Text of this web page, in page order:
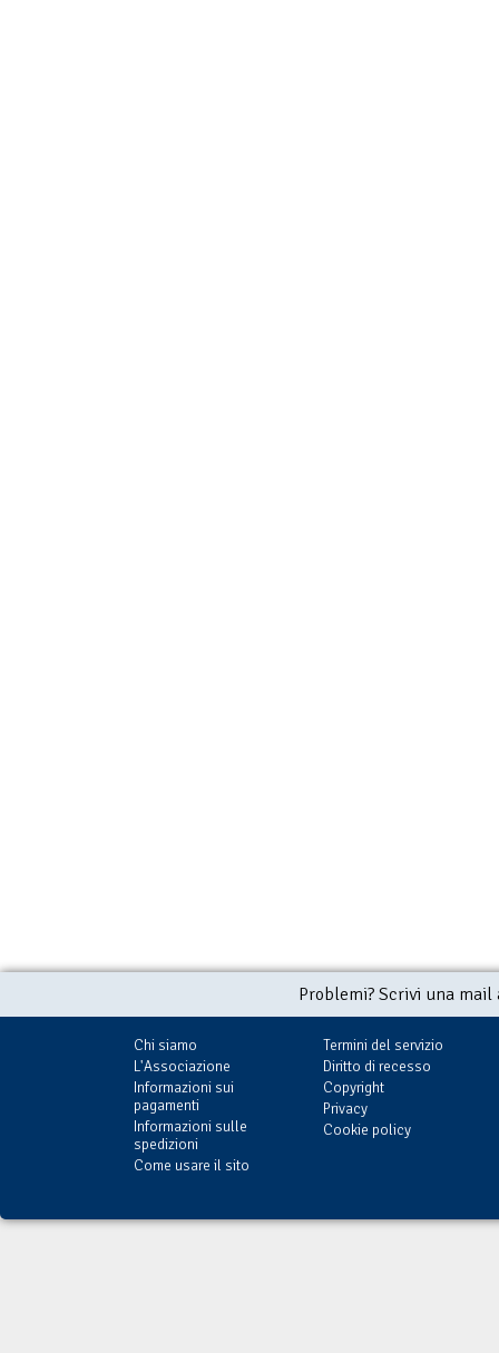
Problemi? Scrivi una
Chi siamo
L'Associazione
Informazioni sui
pagamenti
Informazioni sulle
spedizioni
Come usare il sito
Termini del servizio
Diritto di recesso
Copyright
Privacy
Cookie policy